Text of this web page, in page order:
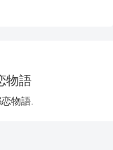
物語
物語.